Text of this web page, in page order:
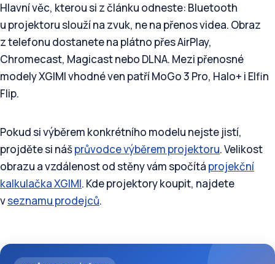
Hlavní věc, kterou si z článku odneste: Bluetooth
u projektoru slouží na zvuk, ne na přenos videa. Obraz
z telefonu dostanete na plátno přes AirPlay,
Chromecast, Magicast nebo DLNA. Mezi přenosné
modely XGIMI vhodné ven patří MoGo 3 Pro, Halo+ i Elfin
Flip.
Pokud si výběrem konkrétního modelu nejste jistí,
projděte si nášprůvodce výběrem projektoru. Velikost
obrazu a vzdálenost od stěny vám spočítá projekční
kalkulačka XGIMI. Kde projektory koupit, najdete
vseznamu prodejců.